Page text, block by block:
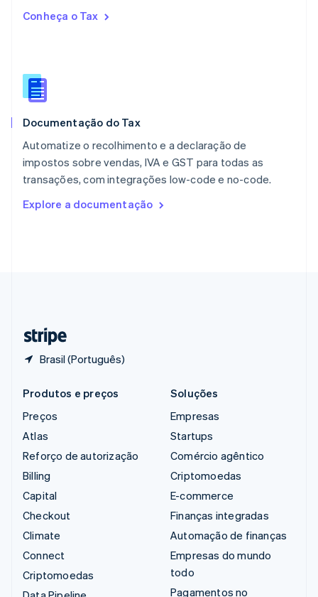
Conheça o Tax
Documentação do Tax
Automatize o recolhimento e a declaração de
impostos sobre vendas, IVA e GST para todas as
transações, com integrações low-code e no-code.
Explore a documentação
Brasil (Português)
Países Baixos
Portugal
Português
English简体中文
Reino Unido
República Tcheca
English
English
Produtos e preços
Preços
Atlas
Reforço de autorização
Billing
Capital
Checkout
Climate
Connect
Criptomoedas
Soluções
Empresas
Startups
Comércio agêntico
Criptomoedas
E-commerce
Finanças integradas
Automação de finanças
Empresas do mundo
todo
Pagamentos no